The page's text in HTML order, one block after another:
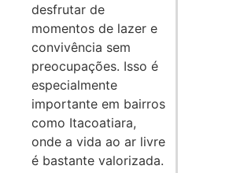
desfrutar de
momentos de lazer e
convivência sem
preocupações. Isso é
especialmente
importante em bairros
como Itacoatiara,
onde a vida ao ar livre
é bastante valorizada.